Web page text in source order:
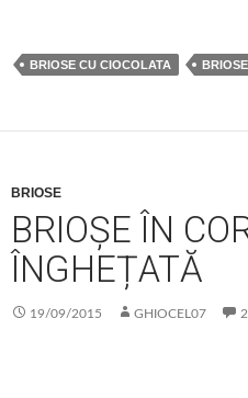
BRIOSE CU CIOCOLATA
BRIOSE
BRIOȘE ÎN
ÎNGHEȚATĂ
19/09/2015 GHIOCEL07